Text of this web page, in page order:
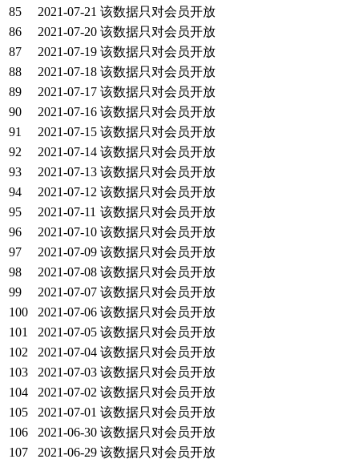
85
2021-07-21 该数据只对会员开放
86
2021-07-20 该数据只对会员开放
87
2021-07-19 该数据只对会员开放
88
2021-07-18 该数据只对会员开放
89
2021-07-17 该数据只对会员开放
90
2021-07-16 该数据只对会员开放
91
2021-07-15 该数据只对会员开放
92
2021-07-14 该数据只对会员开放
93
2021-07-13 该数据只对会员开放
94
2021-07-12 该数据只对会员开放
95
2021-07-11 该数据只对会员开放
96
2021-07-10 该数据只对会员开放
97
2021-07-09 该数据只对会员开放
98
2021-07-08 该数据只对会员开放
99
2021-07-07 该数据只对会员开放
100
2021-07-06 该数据只对会员开放
101
2021-07-05 该数据只对会员开放
102
2021-07-04 该数据只对会员开放
103
2021-07-03 该数据只对会员开放
104
2021-07-02 该数据只对会员开放
105
2021-07-01 该数据只对会员开放
106
2021-06-30 该数据只对会员开放
107
2021-06-29 该数据只对会员开放